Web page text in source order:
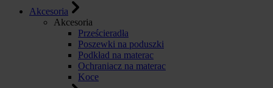
Akcesoria
Akcesoria
Prześcieradła
Poszewki na poduszki
Podkład na materac
Ochraniacz na materac
Koce